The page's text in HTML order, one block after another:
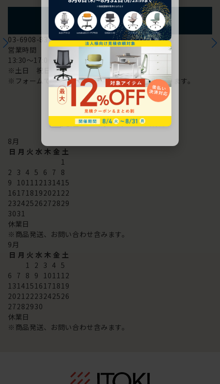
フォームからのお問い合わせ
03-6908-8370
営業時間
13:30～17:00
※土日 祝日は休み
※フォームでのお問い合わせは24時間対応しております。
配送・お問い合わせ営業日
8月
日 月 火 水 木 金 土
1
2 3 4 5 6 7 8
9 101112131415
16171819202122
23242526272829
3031
休業日
※商品発送、お問い合わせ含みます。
9月
日 月 火 水 木 金 土
1 2 3 4 5
6 7 8 9 101112
13141516171819
20212223242526
27282930
休業日
※商品発送、お問い合わせ含みます。